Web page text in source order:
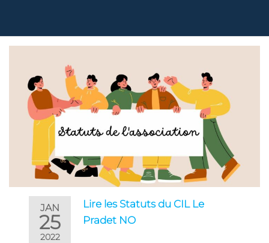
JAN
25
2022
Lire les Statuts du CIL Le
Pradet NO